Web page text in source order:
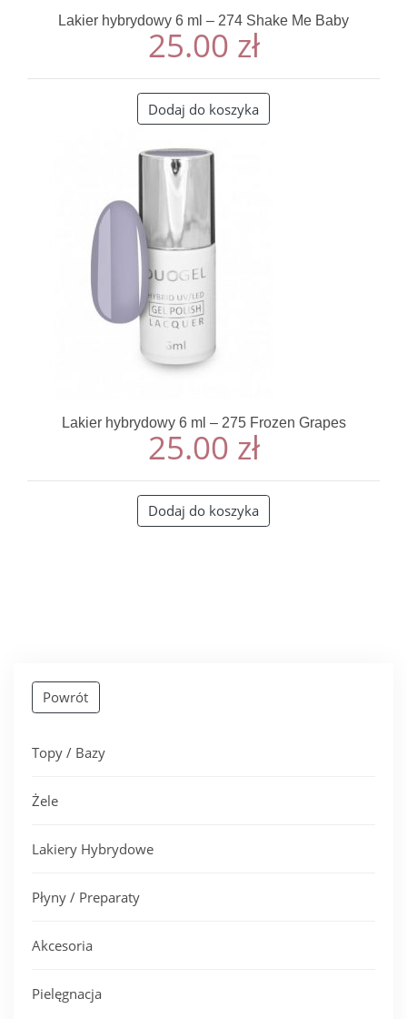
Powrót
Topy / Bazy
Żele
Lakiery Hybrydowe
Płyny / Preparaty
Akcesoria
Pielęgnacja
Lakier hybrydowy 6 ml – 274 Shake Me Baby
25.00 zł
Dodaj do koszyka
Lakier hybrydowy 6 ml – 275 Frozen Grapes
25.00 zł
Dodaj do koszyka